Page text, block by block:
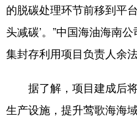
的脱碳处理环节前移到平
头减碳’。”中国海油海南
集封存利用项目负责人余法
据了解，项目建成后将
生产设施，提升莺歌海海